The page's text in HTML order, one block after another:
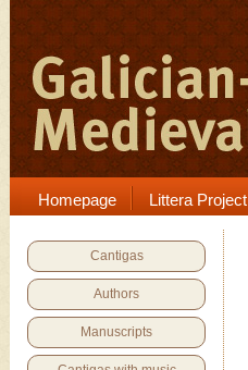
Homepage Littera Project
Cantigas
Authors
Manuscripts